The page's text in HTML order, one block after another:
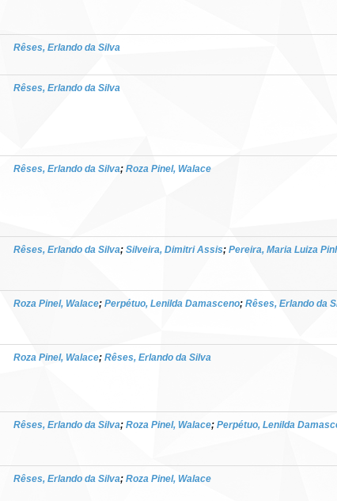
Rêses, Erlando da Silva
Rêses, Erlando da Silva
Rêses, Erlando da Silva; Roza Pinel, Walace
Rêses, Erlando da Silva; Silveira, Dimitri Assis; Pereira, Maria Luiza
Roza Pinel, Walace; Perpétuo, Lenilda Damasceno; Rêses, Erlando da
Roza Pinel, Walace; Rêses, Erlando da Silva
Rêses, Erlando da Silva; Roza Pinel, Walace; Perpétuo, Lenilda
Rêses, Erlando da Silva; Roza Pinel, Walace